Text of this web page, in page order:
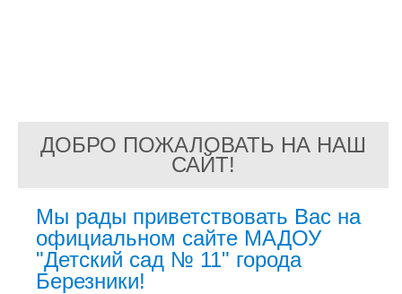
ДОБРО ПОЖАЛОВАТЬ НА НАШ
САЙТ!
Мы рады приветствовать Вас на
официальном сайте МАДОУ
"Детский сад № 11" города
Березники!